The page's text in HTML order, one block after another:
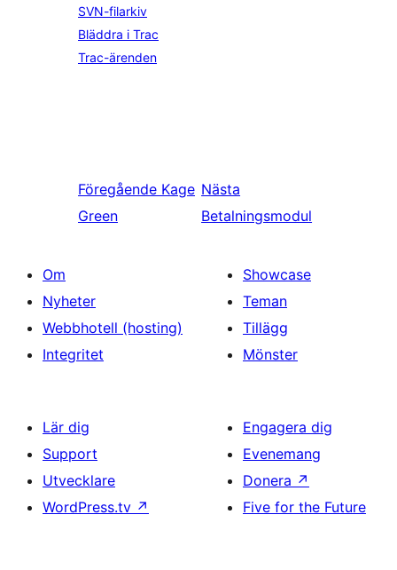
SVN-filarkiv
Bläddra i Trac
Trac-ärenden
Föregående Kage
Green
Nästa
Betalningsmodul
Om
Nyheter
Webbhotell (hosting)
Integritet
Showcase
Teman
Tillägg
Mönster
Lär dig
Support
Utvecklare
WordPress.tv ↗
Engagera dig
Evenemang
Donera ↗
Five for the Future